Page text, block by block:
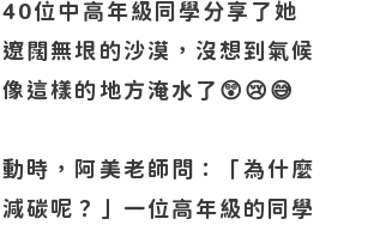
位中高年級同學分享了她
闊無垠的沙漠，沒想到氣候
這樣的地方淹水了😲😢😅
時，阿美老師問：「為什麼
碳呢？」一位高年級的同學